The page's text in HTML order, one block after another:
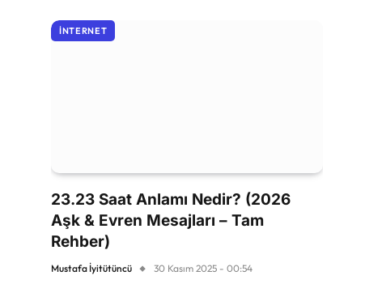
İNTERNET
23.23 Saat Anlamı Nedir? (2026
Aşk & Evren Mesajları – Tam
Rehber)
Mustafa İyitütüncü 30 Kasım 2025 - 00:54